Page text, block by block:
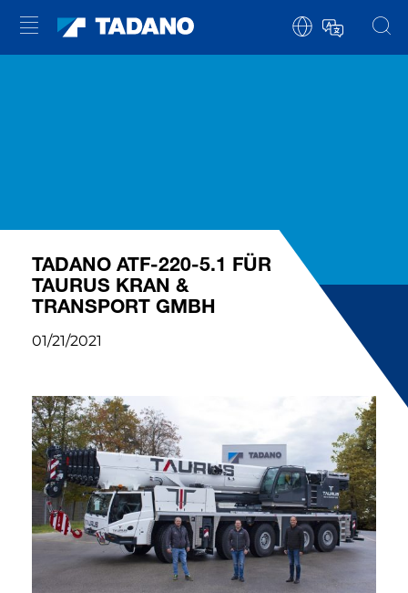
TADANO ATF-220-5.1 FÜR
TAURUS KRAN &
TRANSPORT GMBH
01/21/2021